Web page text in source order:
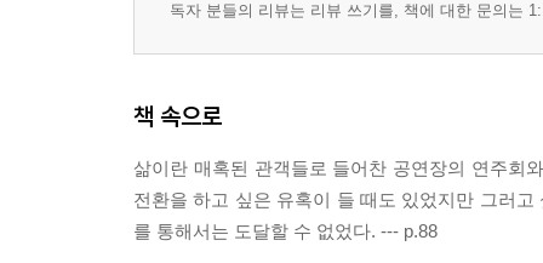
독자 분들의 리뷰는 리뷰 쓰기를, 책에 대한 문의는
책 속으로
삶이란 매혹된 관객들로 들어찬 공연장의 연주회
전환을 하고 싶은 유혹이 들 때도 있었지만 그러
를 통해서는 도달할 수 없었다. --- p.88